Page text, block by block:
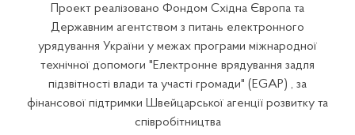
Проект реалізовано Фондом Східна Європа та
Державним агентством з питань електронного
урядування України у межах програми міжнародної
технічної допомоги "Електронне врядування задля
підзвітності влади та участі громади" (EGAP) , за
фінансової підтримки Швейцарської агенції розвитку та
співробітництва